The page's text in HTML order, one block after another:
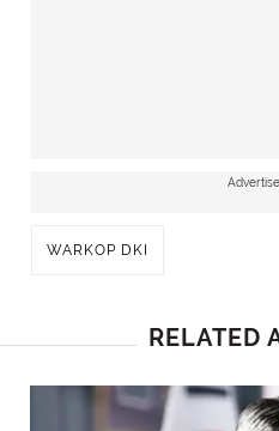
WARKOP DKI
RELATED